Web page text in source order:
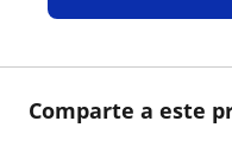
Comparte a este